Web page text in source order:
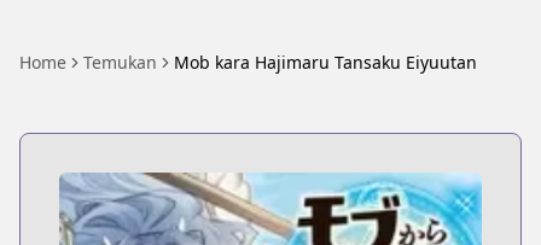
Home Temukan Mob kara Hajimaru Tansaku Eiyuutan